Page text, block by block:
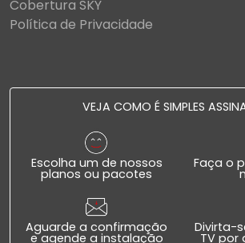
Cobertura SKY
Política de Privacidade
VEJA COMO É SIMPLES
Escolha um de nossos
planos ou pacotes
Faça o
Aguarde a confirmação
e agende a instalação
Divirta-
TV por